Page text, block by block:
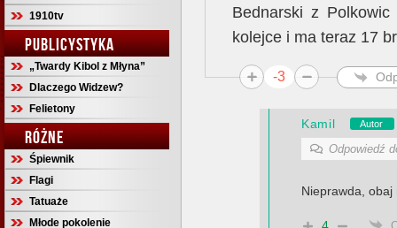
1910tv
PUBLICYSTYKA
„Twardy Kibol z Młyna”
Dlaczego Widzew?
Felietony
RÓŻNE
Śpiewnik
Flagi
Tatuaże
Młode pokolenie
Bednarski z Polkowic
kolejce i ma teraz 17
-3
Kamil Autor
Odpowiedź
Nieprawda,